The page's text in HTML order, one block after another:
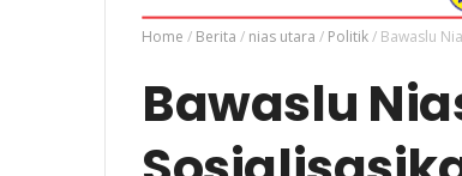
Home / Berita / nias utara / Politik/ Bawaslu
Bawaslu